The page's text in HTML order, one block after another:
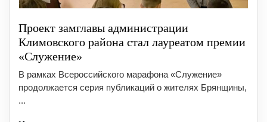
Проект замглавы администрации
Климовского района стал лауреатом премии
«Служение»
В рамках Всероссийского марафона «Служение»
продолжается серия публикаций о жителях Брянщины,
...